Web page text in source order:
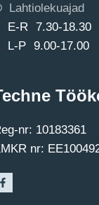
Lahtiolekuajad
E-R 7.30-18.30
L-P 9.00-17.00
nr: 10183361
nr: